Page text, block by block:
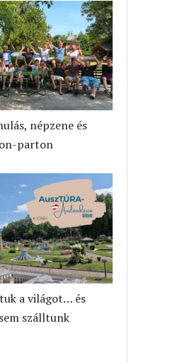
népzene és
parton
a világot… és
szálltunk